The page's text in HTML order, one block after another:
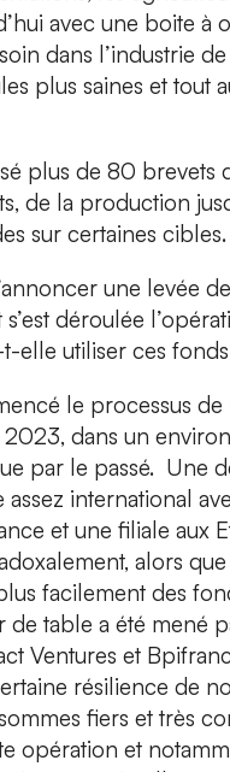
avec une boite à
dans l’industrie
plus saines et tout
plus de 80 brevets
de la production
sur certaines cibles.
une levée
déroulée
elle utiliser ces
le processus de
dans un
par le passé. Une
assez international
et une filiale aux
alors
facilement des
de table a été mené
Ventures et
résilience de
fiers et très
opération et